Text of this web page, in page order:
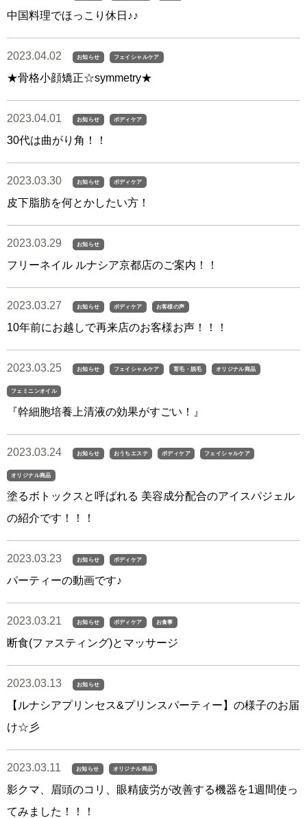
中国料理でほっこり休日♪♪
2023.04.02 お知らせ フェイシャルケア
★骨格小顔矯正☆symmetry★
2023.04.01 お知らせ ボディケア
30代は曲がり角！！
2023.03.30 お知らせ ボディケア
皮下脂肪を何とかしたい方！
2023.03.29 お知らせ
フリーネイル ルナシア京都店のご案内！！
2023.03.27 お知らせ ボディケア お客様の声
10年前にお越しで再来店のお客様お声！！！
2023.03.25 お知らせ フェイシャルケア 育毛・脱毛 オリジナル商品
フェミニンオイル
『幹細胞培養上清液の効果がすごい！』
2023.03.24 お知らせ おうちエステ ボディケア フェイシャルケア
オリジナル商品
塗るボトックスと呼ばれる 美容成分配合のアイスパジェル
の紹介です！！！
2023.03.23 お知らせ ボディケア
パーティーの動画です♪
2023.03.21 お知らせ ボディケア お食事
断食(ファスティング)とマッサージ
2023.03.13 お知らせ
【ルナシアプリンセス&プリンスパーティー】の様子のお届
け☆彡
2023.03.11 お知らせ オリジナル商品
影クマ、眉頭のコリ、眼精疲労が改善する機器を1週間使っ
てみました！！！